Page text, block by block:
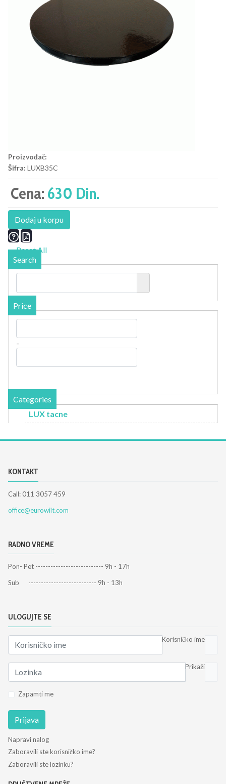
Proizvođač:
Šifra: LUXB35C
Cena: 630 Din.
Dodaj u korpu
Reset All
Search
Price
-
Categories
LUX tacne
KONTAKT
Call: 011 3057 459
office@eurowilt.com
RADNO VREME
Pon- Pet --------------------------- 9h - 17h
Sub --------------------------- 9h - 13h
ULOGUJTE SE
Korisničko ime
Prikaži
Zapamti me
Prijava
Napravi nalog
Zaboravili ste korisničko ime?
Zaboravili ste lozinku?